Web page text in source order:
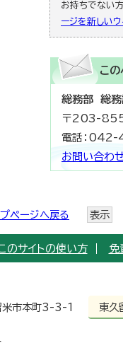
お持ちでない
ージを新しいウ
この
総務部 総
〒203-
電話：
お問い合わ
プページへ戻る 表示
のサイトの使い方 免
市本町3-3-1 東久